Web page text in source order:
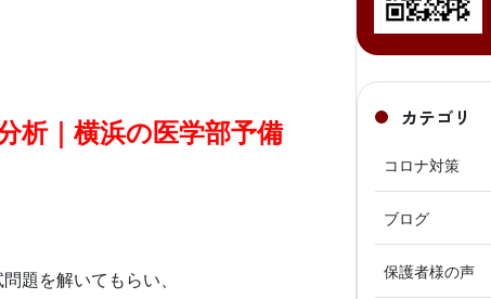
析｜横浜の医学部予備
題を解いてもらい、
カテゴリ
コロナ対策
ブログ
保護者様の声